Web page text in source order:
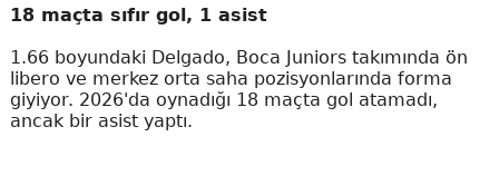
18 maçta sıfır gol, 1 asist
1.66 boyundaki Delgado, Boca Juniors takımında ön
libero ve merkez orta saha pozisyonlarında forma
giyiyor. 2026'da oynadığı 18 maçta gol atamadı,
ancak bir asist yaptı.